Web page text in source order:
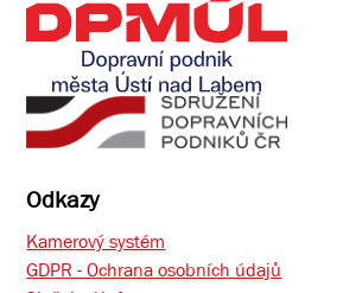
Odkazy
Kamerový systém
GDPR - Ochrana osobních údajů